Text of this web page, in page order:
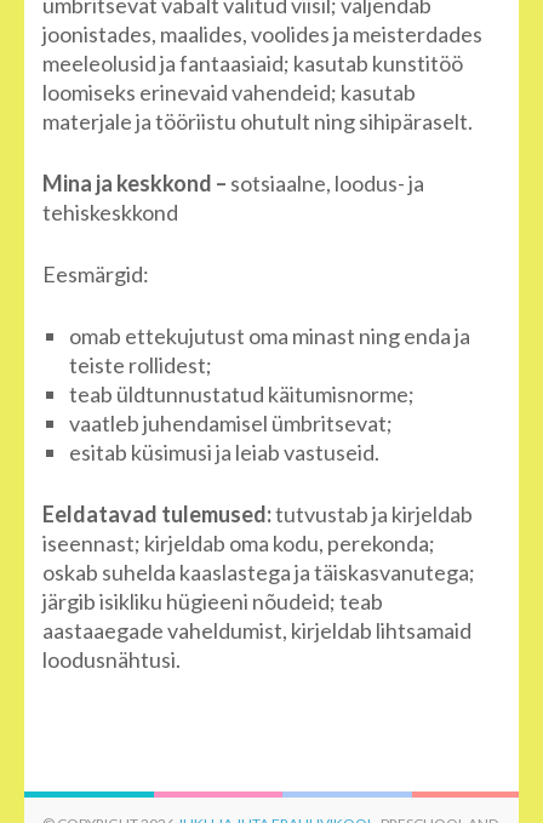
joonistades, maalides, voolides ja meisterdades
meeleolusid ja fantaasiaid; kasutab kunstitöö
loomiseks erinevaid vahendeid; kasutab
materjale ja tööriistu ohutult ning sihipäraselt.
Mina ja keskkond – sotsiaalne, loodus- ja
tehiskeskkond
Eesmärgid:
omab ettekujutust oma minast ning enda ja
teiste rollidest;
teab üldtunnustatud käitumisnorme;
vaatleb juhendamisel ümbritsevat;
esitab küsimusi ja leiab vastuseid.
Eeldatavad tulemused:tutvustab ja kirjeldab
iseennast; kirjeldab oma kodu, perekonda;
oskab suhelda kaaslastega ja täiskasvanutega;
järgib isikliku hügieeni nõudeid; teab
aastaaegade vaheldumist, kirjeldab lihtsamaid
loodusnähtusi.